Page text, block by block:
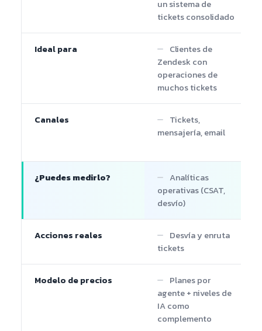
un sistema de
tickets consolidado
Ideal para
Clientes de
Zendesk con
operaciones de
muchos tickets
Canales
Tickets,
mensajería, email
¿Puedes medirlo?
Analíticas
operativas (CSAT,
desvío)
Acciones reales
Desvía y enruta
tickets
Modelo de precios
Planes por
agente + niveles de
IA como
complemento